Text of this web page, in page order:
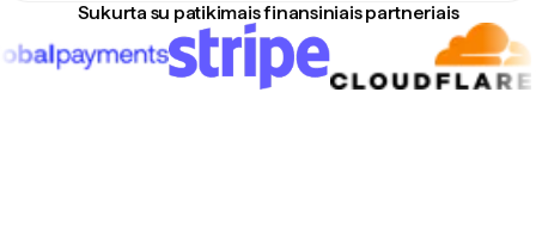
Sukurta su patikimais finansiniais partneriais